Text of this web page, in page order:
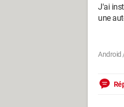
J'ai
une
Android